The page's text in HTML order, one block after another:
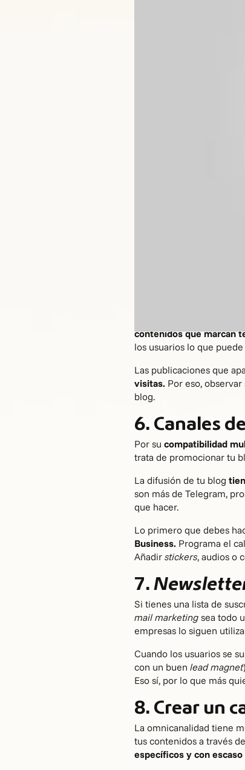
te
la calidad de tus
Lo mires por donde lo
Es más,
contenidos que marcan
los usuarios lo que
Las publicaciones que
visitas. Por eso,
blog.
6. Canales
Por su compatibilidad
trata de promocionar tu
La difusión de tu blog
son más de Telegram,
que hacer.
Lo primero que debes
Business. Programa el
Añadir stickers, audios o
7.
Si tienes una lista de
mail marketing sea todo
empresas lo siguen
Cuando los usuarios se
con un buen lead magnet
Eso sí, por lo que más
8. Crear un
La omnicanalidad tiene
tus contenidos a través
específicos y con